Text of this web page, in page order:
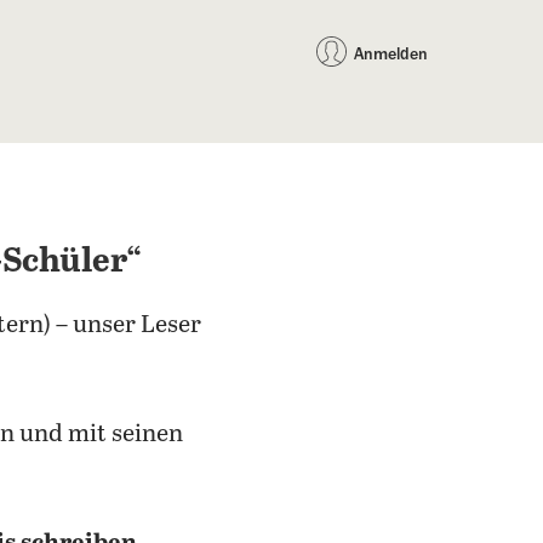
Anmelden
– unser Leser
und mit seinen